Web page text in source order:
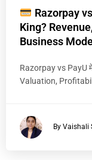
Razorpay
King?
Business
Razorpay vs PayU
Valuation,
By Vaishali